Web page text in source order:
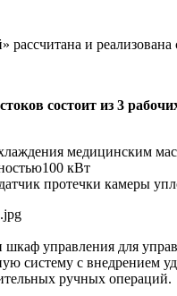
рассчитана и
состоит из 3
медицинским
кВт
протечки камеры
управления для
систему с внедрением
ручных операций.